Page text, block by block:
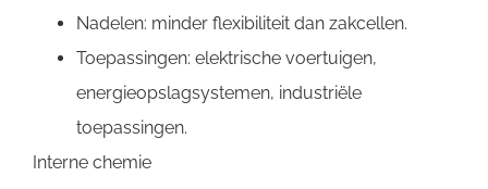
Nadelen: minder flexibiliteit dan zakcellen.
Toepassingen: elektrische voertuigen,
energieopslagsystemen, industriële
toepassingen.
Interne chemie